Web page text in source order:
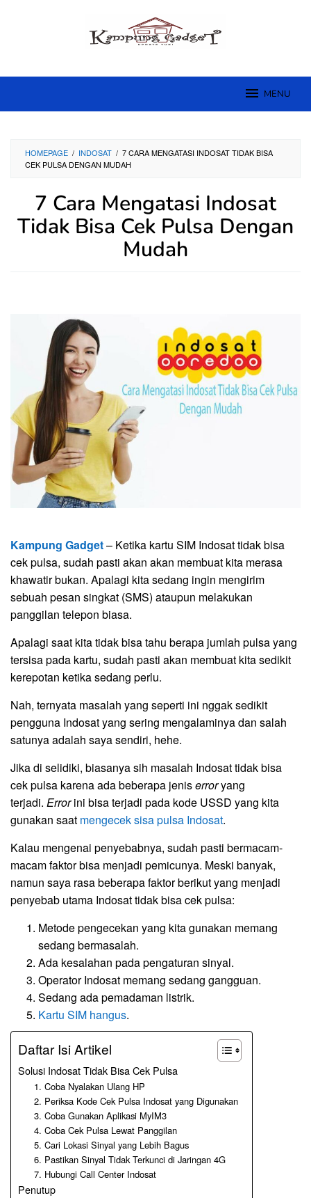
MENU
HOMEPAGE / INDOSAT / 7 CARA MENGATASI INDOSAT TIDAK BISA
CEK PULSA DENGAN MUDAH
7 Cara Mengatasi Indosat
Tidak Bisa Cek Pulsa Dengan
Mudah
Kampung Gadget– Ketika kartu SIM Indosat tidak bisa
cek pulsa, sudah pasti akan akan membuat kita merasa
khawatir bukan. Apalagi kita sedang ingin mengirim
sebuah pesan singkat (SMS) ataupun melakukan
panggilan telepon biasa.
Apalagi saat kita tidak bisa tahu berapa jumlah pulsa yang
tersisa pada kartu, sudah pasti akan membuat kita sedikit
kerepotan ketika sedang perlu.
Nah, ternyata masalah yang seperti ini nggak sedikit
pengguna Indosat yang sering mengalaminya dan salah
satunya adalah saya sendiri, hehe.
Jika di selidiki, biasanya sih masalah Indosat tidak bisa
cek pulsa karena ada beberapa jeniserroryang
terjadi. Errorini bisa terjadi pada kode USSD yang kita
gunakan saat mengecek sisa pulsa Indosat.
Kalau mengenai penyebabnya, sudah pasti bermacam-
macam faktor bisa menjadi pemicunya. Meski banyak,
namun saya rasa beberapa faktor berikut yang menjadi
penyebab utama Indosat tidak bisa cek pulsa:
Metode pengecekan yang kita gunakan memang
sedang bermasalah.
Ada kesalahan pada pengaturan sinyal.
Operator Indosat memang sedang gangguan.
Sedang ada pemadaman listrik.
Kartu SIM hangus.
Daftar Isi Artikel
Solusi Indosat Tidak Bisa Cek Pulsa
1. Coba Nyalakan Ulang HP
2. Periksa Kode Cek Pulsa Indosat yang Digunakan
3. Coba Gunakan Aplikasi MyIM3
4. Coba Cek Pulsa Lewat Panggilan
5. Cari Lokasi Sinyal yang Lebih Bagus
6. Pastikan Sinyal Tidak Terkunci di Jaringan 4G
7. Hubungi Call Center Indosat
Penutup